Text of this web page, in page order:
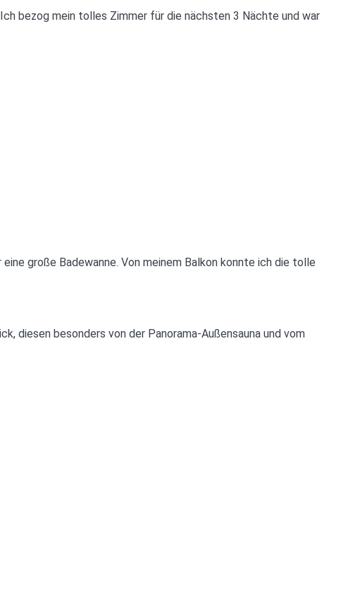
bezog mein tolles Zimmer für die nächsten 3 Nächte und war
große Badewanne. Von meinem Balkon konnte ich die tolle
diesen besonders von der Panorama-Außensauna und vom